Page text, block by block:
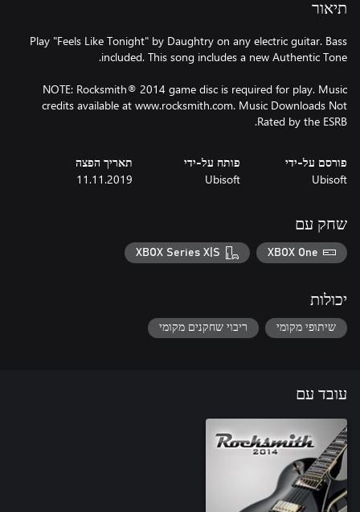
תיאור
Play "Feels Like Tonight" by Daughtry on any electric guitar. Bass
NOTE: Rocksmith® 2014 game disc is required for play. Music
credits available at www.rocksmith.com. Music Downloads Not
Rated by the ESRB.
פורסם על-ידי
Ubisoft
פותח על-ידי
Ubisoft
תאריך הפצה
11.11.2019
שחק עם
XBOX One
XBOX Series X|S
יכולות
שיתופי מקומי ריבוי שחקנים מקומי
עובד עם